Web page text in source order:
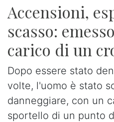
Accensioni,
scasso:
carico di un
Dopo essere stato
volte, l'uomo è stato
danneggiare, con un
sportello di un punto